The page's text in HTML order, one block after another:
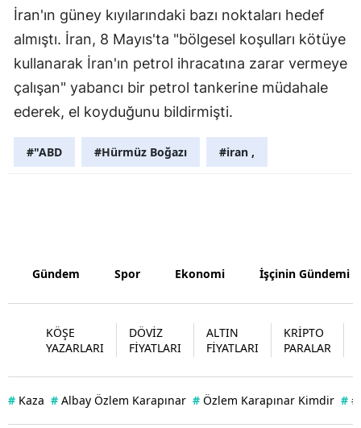
Uşak
Van
Yozgat
Şırnak
Ardahan
İran'ın güney kıyılarındaki bazı noktaları hedef
almıştı. İran, 8 Mayıs'ta "bölgesel koşulları kötüye
kullanarak İran'ın petrol ihracatına zarar vermeye
çalışan" yabancı bir petrol tankerine müdahale
ederek, el koyduğunu bildirmişti.
#"ABD #Hürmüz Boğazı #iran ,
Gündem Spor Ekonomi İşçinin Gündemi
KÖŞE
YAZARLARI
DÖVİZ
FİYATLARI
ALTIN
FİYATLARI
KRİPTO
PARALAR
# Kaza # Albay Özlem Karapınar # Özlem Karapınar Kimdir #